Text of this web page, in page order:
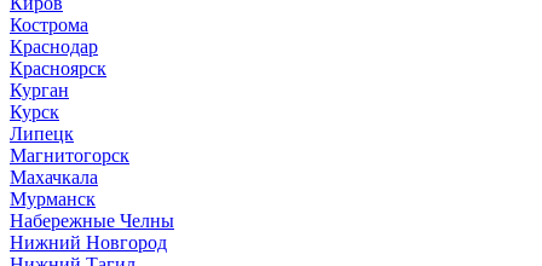
Кострома
Краснодар
Красноярск
Курган
Курск
Липецк
Магнитогорск
Махачкала
Мурманск
Набережные Челны
Нижний Новгород